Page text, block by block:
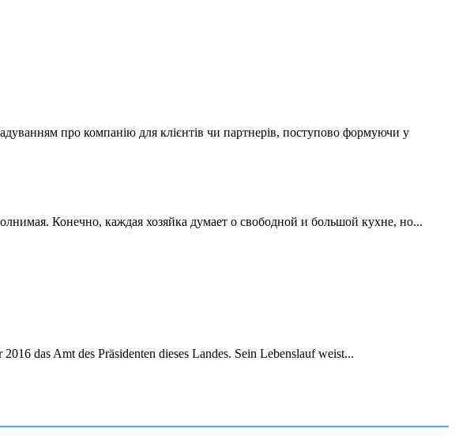
про компанію для клієнтів чи партнерів, поступово формуючи у
Конечно, каждая хозяйка думает о свободной и большой кухне, но...
das Amt des Präsidenten dieses Landes. Sein Lebenslauf weist...